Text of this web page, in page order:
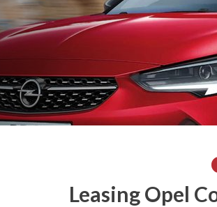
Leasing Opel